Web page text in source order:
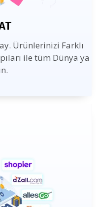
Ürünlerinizi Farklı
ile tüm Dünya ya